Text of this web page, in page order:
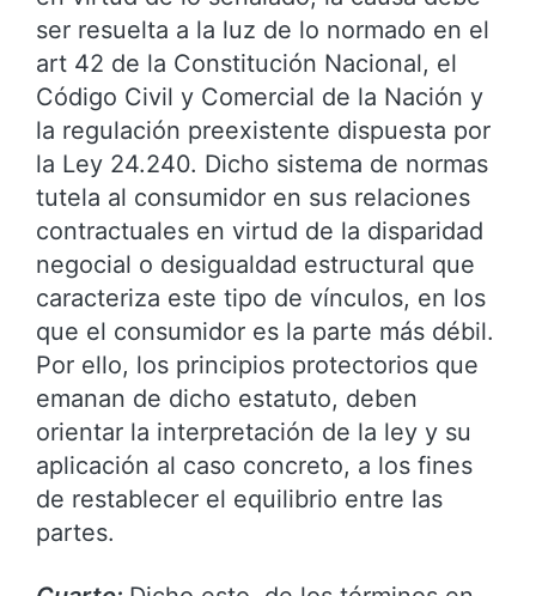
ser resuelta a la luz de lo normado en el
art 42 de la Constitución Nacional, el
Código Civil y Comercial de la Nación y
la regulación preexistente dispuesta por
la Ley 24.240. Dicho sistema de normas
tutela al consumidor en sus relaciones
contractuales en virtud de la disparidad
negocial o desigualdad estructural que
caracteriza este tipo de vínculos, en los
que el consumidor es la parte más débil.
Por ello, los principios protectorios que
emanan de dicho estatuto, deben
orientar la interpretación de la ley y su
aplicación al caso concreto, a los fines
de restablecer el equilibrio entre las
partes.